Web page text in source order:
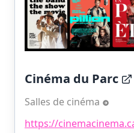
Cinéma du Parc
Salles de cinéma
https://